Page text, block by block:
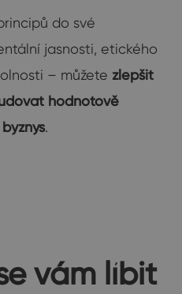
do své
jasnosti, etického
– můžete zlepšit
hodnotově
.
vám líbit